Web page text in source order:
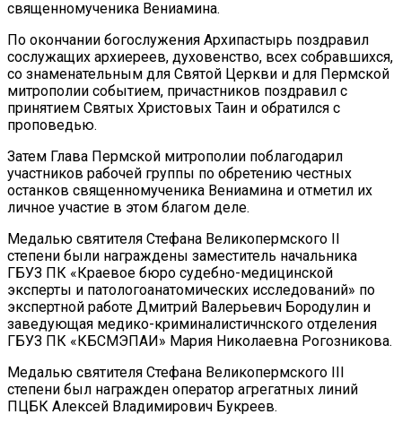
священномученика Вениамина.
По окончании богослужения Архипастырь поздравил
сослужащих архиереев, духовенство, всех собравшихся,
со знаменательным для Святой Церкви и для Пермской
митрополии событием, причастников поздравил с
принятием Святых Христовых Таин и обратился с
проповедью.
Затем Глава Пермской митрополии поблагодарил
участников рабочей группы по обретению честных
останков священномученика Вениамина и отметил их
личное участие в этом благом деле.
Медалью святителя Стефана Великопермского II
степени были награждены заместитель начальника
ГБУЗ ПК «Краевое бюро судебно-медицинской
эксперты и патологоанатомических исследований» по
экспертной работе Дмитрий Валерьевич Бородулин и
заведующая медико-криминалистичнского отделения
ГБУЗ ПК «КБСМЭПАИ» Мария Николаевна Рогозникова.
Медалью святителя Стефана Великопермского III
степени был награжден оператор агрегатных линий
ПЦБК Алексей Владимирович Букреев.